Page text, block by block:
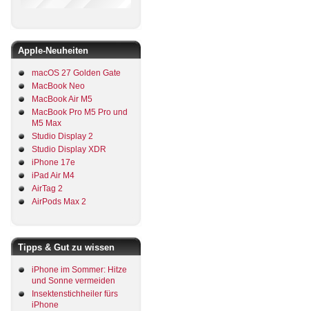
Apple-Neuheiten
macOS 27 Golden Gate
MacBook Neo
MacBook Air M5
MacBook Pro M5 Pro und
M5 Max
Studio Display 2
Studio Display XDR
iPhone 17e
iPad Air M4
AirTag 2
AirPods Max 2
Tipps & Gut zu wissen
iPhone im Sommer: Hitze
und Sonne vermeiden
Insektenstichheiler fürs
iPhone